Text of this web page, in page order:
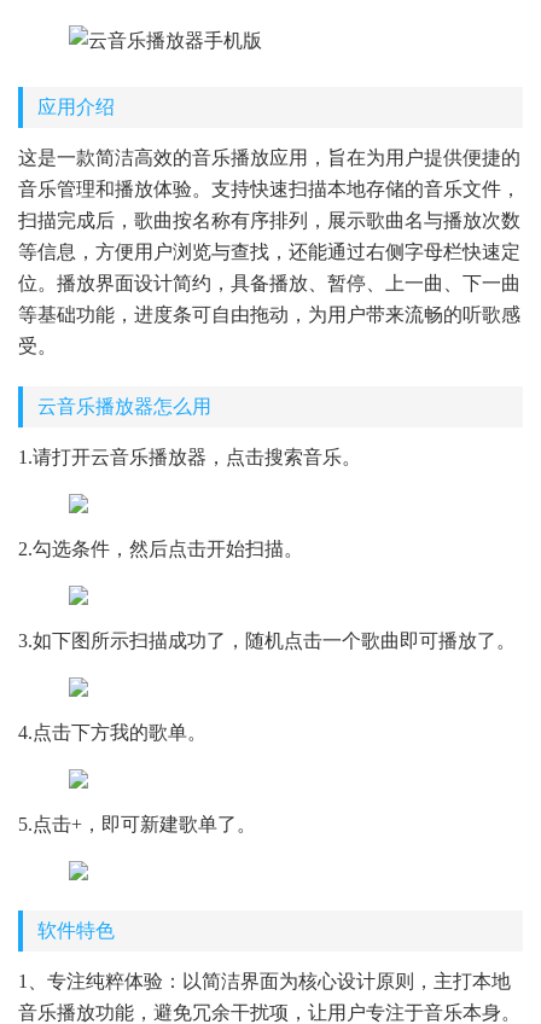
应用介绍
这是一款简洁高效的音乐播放应用，旨在为用户提供便捷的
音乐管理和播放体验。支持快速扫描本地存储的音乐文件，
扫描完成后，歌曲按名称有序排列，展示歌曲名与播放次数
等信息，方便用户浏览与查找，还能通过右侧字母栏快速定
位。播放界面设计简约，具备播放、暂停、上一曲、下一曲
等基础功能，进度条可自由拖动，为用户带来流畅的听歌感
受。
云音乐播放器怎么用
1.请打开云音乐播放器，点击搜索音乐。
2.勾选条件，然后点击开始扫描。
3.如下图所示扫描成功了，随机点击一个歌曲即可播放了。
4.点击下方我的歌单。
5.点击+，即可新建歌单了。
软件特色
1、专注纯粹体验：以简洁界面为核心设计原则，主打本地
音乐播放功能，避免冗余干扰项，让用户专注于音乐本身。